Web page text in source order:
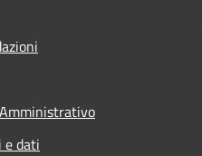
e dati